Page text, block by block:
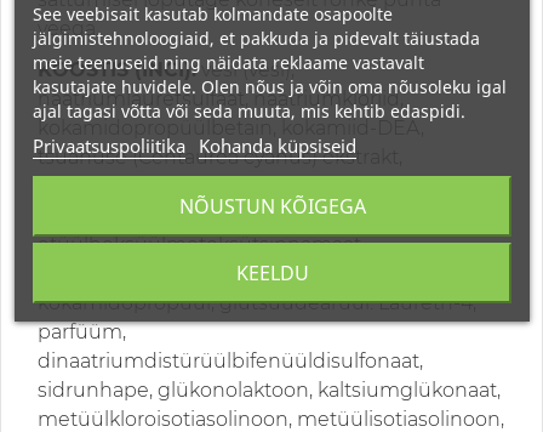
veega.
KOOSTIS (INCI):vesi (vesi),
naatriumlauretsulfaat, naatriumkloriid,
kokamidopropüülbetain, kokamiid-DEA,
tsüanuse (Centaurea cyanus) ekstrakt,
polükvaternium-7,
etüülheksüülmetoksütsinnamaat,
glütsidopropüül, glütsidopropüül,
kokamidopropüül, glütsüüdearüül. Laureth-4,
parfüüm,
dinaatriumdistürüülbifenüüldisulfonaat,
sidrunhape, glükonolaktoon, kaltsiumglükonaat,
metüülkloroisotiasolinoon, metüülisotiasolinoon,
See veebisait kasutab kolmandate osapoolte
jälgimistehnoloogiaid, et pakkuda ja pidevalt täiustada
meie teenuseid ning näidata reklaame vastavalt
kasutajate huvidele. Olen nõus ja võin oma nõusoleku igal
ajal tagasi võtta või seda muuta, mis kehtib edaspidi.
Privaatsuspoliitika Kohanda küpsiseid
KEELDU
NÕUSTUN KÕIGEGA